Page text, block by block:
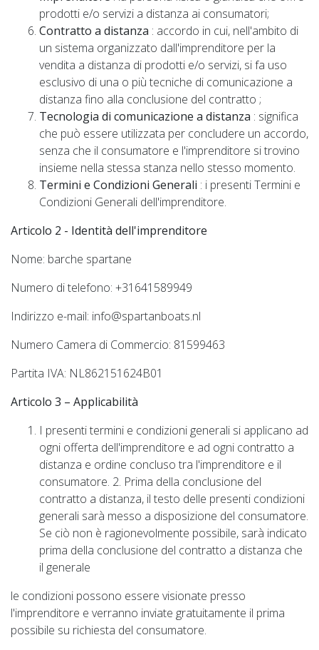
prodotti e/o servizi a distanza ai consumatori;
Contratto a distanza : accordo in cui, nell'ambito di
un sistema organizzato dall'imprenditore per la
vendita a distanza di prodotti e/o servizi, si fa uso
esclusivo di una o più tecniche di comunicazione a
distanza fino alla conclusione del contratto ;
Tecnologia di comunicazione a distanza : significa
che può essere utilizzata per concludere un accordo,
senza che il consumatore e l'imprenditore si trovino
insieme nella stessa stanza nello stesso momento.
Termini e Condizioni Generali : i presenti Termini e
Condizioni Generali dell'imprenditore.
Articolo 2 - Identità dell'imprenditore
Nome: barche spartane
Numero di telefono: +31641589949
Indirizzo e-mail: info@spartanboats.nl
Numero Camera di Commercio: 81599463
Partita IVA: NL862151624B01
Articolo 3 – Applicabilità
I presenti termini e condizioni generali si applicano ad
ogni offerta dell'imprenditore e ad ogni contratto a
distanza e ordine concluso tra l'imprenditore e il
consumatore. 2. Prima della conclusione del
contratto a distanza, il testo delle presenti condizioni
generali sarà messo a disposizione del consumatore.
Se ciò non è ragionevolmente possibile, sarà indicato
prima della conclusione del contratto a distanza che
il generale
le condizioni possono essere visionate presso
l'imprenditore e verranno inviate gratuitamente il prima
possibile su richiesta del consumatore.